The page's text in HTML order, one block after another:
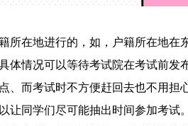
所在地进行的，如，户籍所在地在
情况可以等待考试院在考试前发
、而考试时不方便赶回去也不用担
让同学们尽可能抽出时间参加考试。